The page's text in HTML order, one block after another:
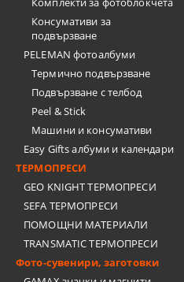
Консумативи за
подвързване
PELEMAN фотоалбуми
Термично подвързване
Подвързване с телбод
Peel & Stick
Машини и консумативи
Easy Gifts албуми и календари
ТЕРМОПРЕСИ
GEO KNIGHT ТЕРМОПРЕСИ
SEFA ТЕРМОПРЕСИ
ПОМОЩНИ МАТЕРИАЛИ
TRANSMATIC ТЕРМОПРЕСИ
Фото-сувенири, заготовки